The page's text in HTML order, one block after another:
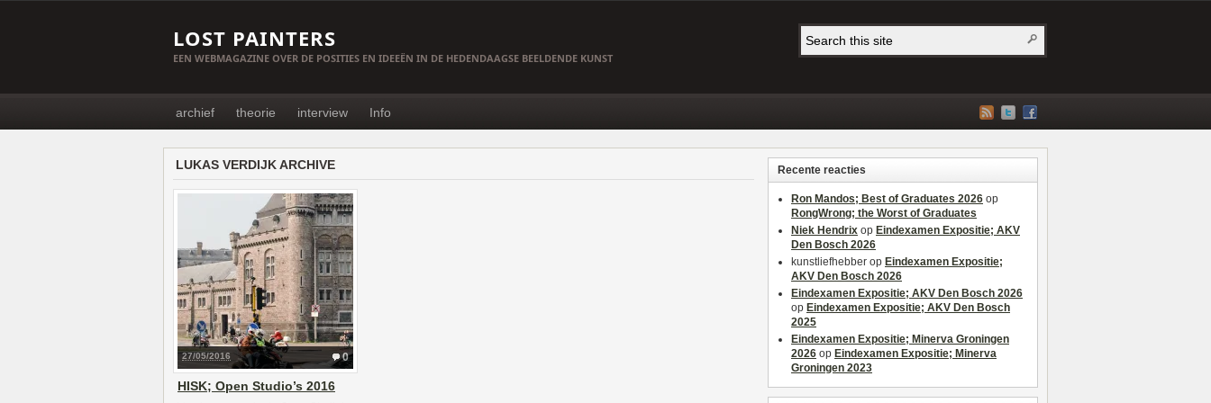
LOST PAINTERS
EEN WEBMAGAZINE OVER DE POSITIES EN IDEEËN IN DE HEDENDAAGSE BEELDENDE KUNST
archief theorie interview Info
LUKAS VERDIJK ARCHIVE
0
27/05/2016
HISK; Open Studio’s 2016
Recente reacties
Ron Mandos; Best of Graduates 2026 op
RongWrong; the Worst of Graduates
Niek Hendrix op Eindexamen Expositie; AKV
Den Bosch 2026
kunstliefhebber op Eindexamen Expositie;
AKV Den Bosch 2026
Eindexamen Expositie; AKV Den Bosch 2026
op Eindexamen Expositie; AKV Den Bosch
2025
Eindexamen Expositie; Minerva Groningen
2026 op Eindexamen Expositie; Minerva
Groningen 2023